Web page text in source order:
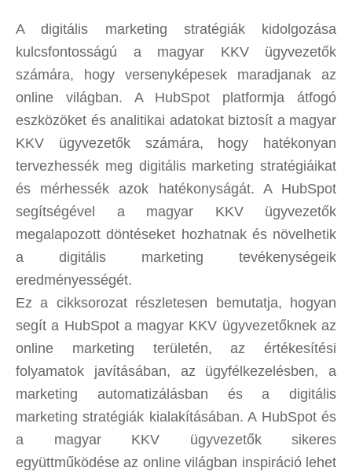
A digitális marketing stratégiák kidolgozása
kulcsfontosságú a magyar KKV ügyvezetők
számára, hogy versenyképesek maradjanak az
online világban. A HubSpot platformja átfogó
eszközöket és analitikai adatokat biztosít a magyar
KKV ügyvezetők számára, hogy hatékonyan
tervezhessék meg digitális marketing stratégiáikat
és mérhessék azok hatékonyságát. A HubSpot
segítségével a magyar KKV ügyvezetők
megalapozott döntéseket hozhatnak és növelhetik
a digitális marketing tevékenységeik
eredményességét.
Ez a cikksorozat részletesen bemutatja, hogyan
segít a HubSpot a magyar KKV ügyvezetőknek az
online marketing területén, az értékesítési
folyamatok javításában, az ügyfélkezelésben, a
marketing automatizálásban és a digitális
marketing stratégiák kialakításában. A HubSpot és
a magyar KKV ügyvezetők sikeres
együttműködése az online világban inspiráció lehet